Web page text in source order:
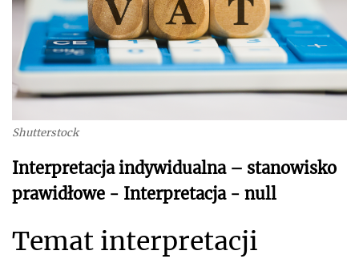
Shutterstock
Interpretacja indywidualna – stanowisko
prawidłowe - Interpretacja - null
Temat interpretacji